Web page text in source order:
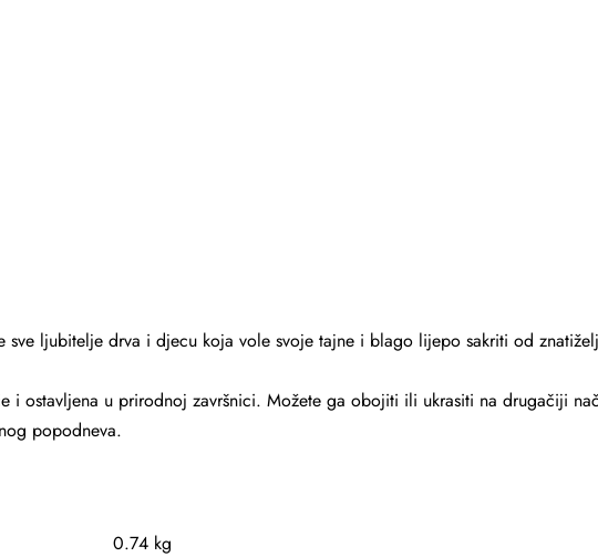
sve ljubitelje drva i djecu koja vole svoje tajne i blago lijepo sakriti od
i ostavljena u prirodnoj završnici. Možete ga obojiti ili ukrasiti na drugačiji
popodneva.
0.74 kg